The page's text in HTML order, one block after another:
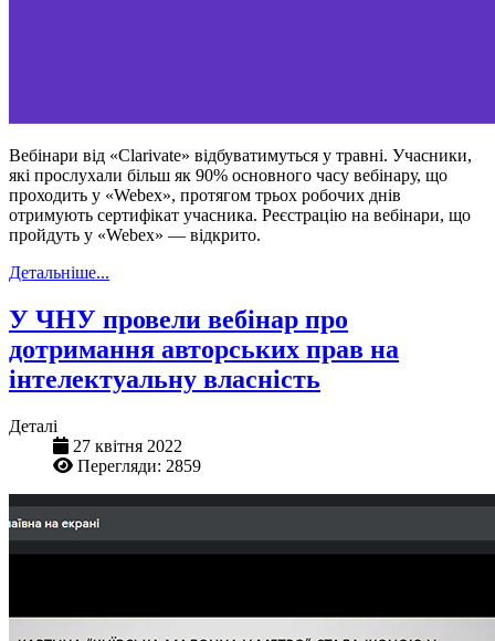
Вебінари від «Clarivate» відбуватимуться у травні. Учасники,
які прослухали більш як 90% основного часу вебінару, що
проходить у «Webex», протягом трьох робочих днів
отримують сертифікат учасника. Реєстрацію на вебінари, що
пройдуть у «Webex» — відкрито.
Детальніше...
У ЧНУ провели вебінар про
дотримання авторських прав на
інтелектуальну власність
Деталі
27 квітня 2022
Перегляди: 2859